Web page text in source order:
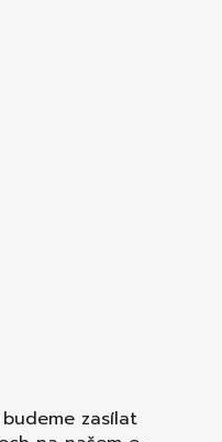
zasílat